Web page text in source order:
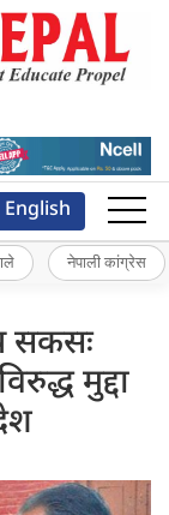
English
नेपाली कांग्रेस
सकसः
मुद्दा